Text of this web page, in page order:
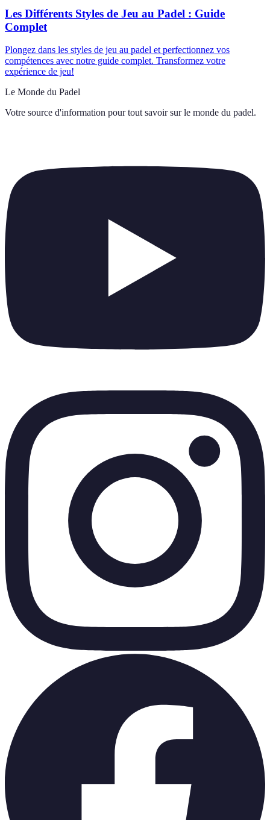
Les Différents Styles de Jeu au Padel : Guide
Complet
Plongez dans les styles de jeu au padel et perfectionnez vos
compétences avec notre guide complet. Transformez votre
expérience de jeu!
Le Monde du Padel
Votre source d'information pour tout savoir sur le monde du padel.